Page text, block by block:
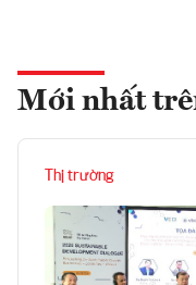
Mới nhất
Thị trường